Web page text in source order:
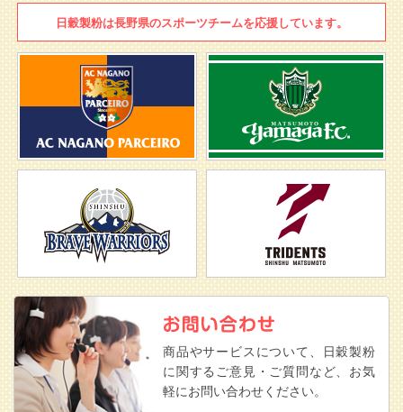
日穀製粉は長野県のスポーツチームを応援しています。
商品やサービスについて、日穀製粉
に関するご意見・ご質問など、お気
軽にお問い合わせください。